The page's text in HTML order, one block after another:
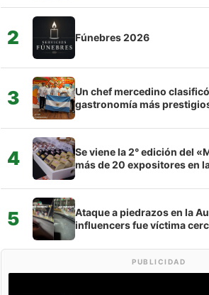
2 Fúnebres 2026
3
Un chef mercedino
gastronomía más
4
Se viene la 2° edición del
más de 20 expositores en
5
Ataque a piedrazos en la
influencers fue víctima
PUBLICIDAD